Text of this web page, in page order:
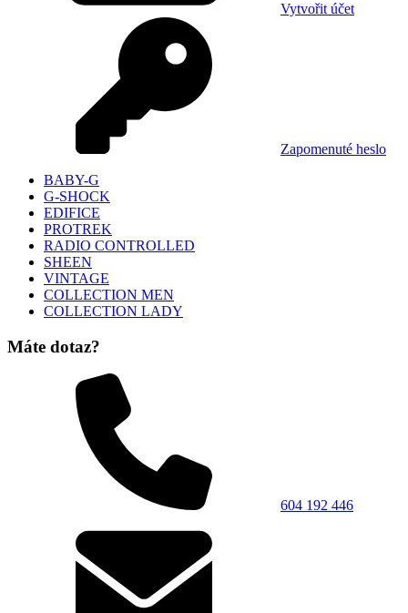
Vytvořit účet
Zapomenuté heslo
BABY-G
G-SHOCK
EDIFICE
PROTREK
RADIO CONTROLLED
SHEEN
VINTAGE
COLLECTION MEN
COLLECTION LADY
Máte dotaz?
604 192 446